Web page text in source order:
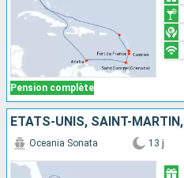
Pension complète
Oceania Sonata 13 j